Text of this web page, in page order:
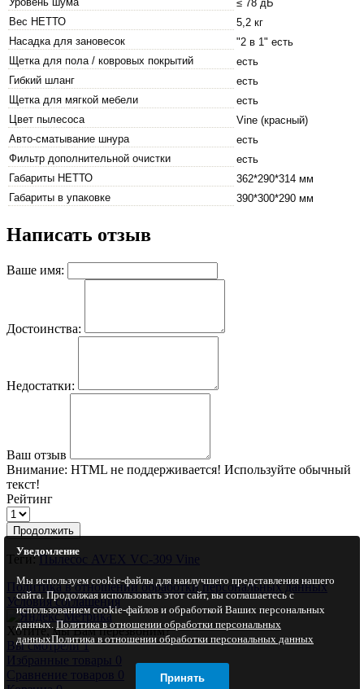
Уровень шума
≤ 78 дБ
Вес НЕТТО
5,2 кг
Насадка для зановесок
"2 в 1" есть
Щетка для пола / ковровых покрытий
есть
Гибкий шланг
есть
Щетка для мягкой мебели
есть
Цвет пылесоса
Vine (красный)
Авто-сматывание шнура
есть
Фильтр дополнительной очистки
есть
Габариты НЕТТО
362*290*314 мм
Габариты в упаковке
390*300*290 мм
Написать отзыв
Ваше имя:
Достоинства:
Недостатки:
Ваш отзыв
Внимание: HTML не поддерживается! Используйте обычный
текст!
Рейтинг
Продолжить
Теги:Пылесос AVEX VC-309 Vine
Политика в отношении обработки персональных данных
Условия соглашения
Хотите, мы Вам перезвоним?
Вы смотрели 1
Избранные товары
0
Сравнение товаров 0
Уведомление
Мы используем cookie-файлы для наилучшего представления нашего
сайта. Продолжая использовать этот сайт, вы соглашаетесь с
использованием cookie-файлов и обработкой Ваших персональных
данных.Политика в отношении обработки персональных
данныхПолитика в отношении обработки персональных данных
Принять